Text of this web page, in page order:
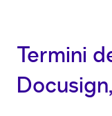
Termini